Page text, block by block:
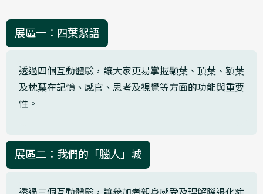
展區一：四葉絮語
透過四個互動體驗，讓大家更易掌握顳葉、頂葉、額葉
及枕葉在記憶、感官、思考及視覺等方面的功能與重要
性。
展區二：我們的「腦人」城